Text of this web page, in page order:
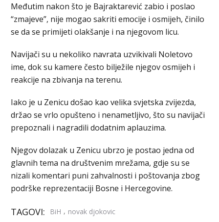
Međutim nakon što je Bajraktarević zabio i poslao
“zmajeve”, nije mogao sakriti emocije i osmijeh, činilo
se da se primijeti olakšanje i na njegovom licu.
Navijači su u nekoliko navrata uzvikivali Noletovo
ime, dok su kamere često bilježile njegov osmijeh i
reakcije na zbivanja na terenu.
Iako je u Zenicu došao kao velika svjetska zvijezda,
držao se vrlo opušteno i nenametljivo, što su navijači
prepoznali i nagradili dodatnim aplauzima.
Njegov dolazak u Zenicu ubrzo je postao jedna od
glavnih tema na društvenim mrežama, gdje su se
nizali komentari puni zahvalnosti i poštovanja zbog
podrške reprezentaciji Bosne i Hercegovine.
TAGOVI: BiH , novak djokovic